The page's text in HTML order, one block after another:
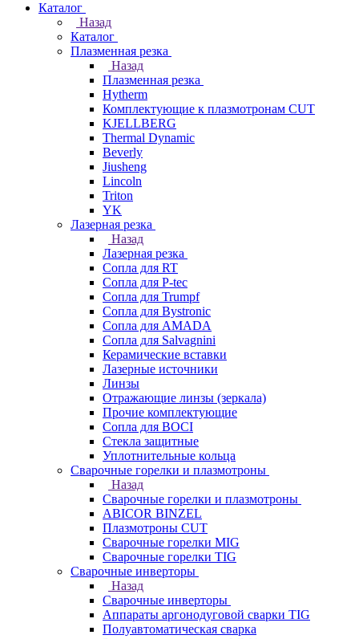
Каталог
Назад
Каталог
Плазменная резка
Назад
Плазменная резка
Hytherm
Комплектующие к плазмотронам CUT
KJELLBERG
Thermal Dynamic
Beverly
Jiusheng
Lincoln
Triton
YK
Лазерная резка
Назад
Лазерная резка
Сопла для RT
Сопла для P-tec
Сопла для Trumpf
Сопла для Bystronic
Сопла для AMADA
Сопла для Salvagnini
Керамические вставки
Лазерные источники
Линзы
Отражающие линзы (зеркала)
Прочие комплектующие
Сопла для BOCI
Стекла защитные
Уплотнительные кольца
Сварочные горелки и плазмотроны
Назад
Сварочные горелки и плазмотроны
ABICOR BINZEL
Плазмотроны CUT
Сварочные горелки MIG
Сварочные горелки TIG
Сварочные инверторы
Назад
Сварочные инверторы
Аппараты аргонодуговой сварки TIG
Полуавтоматическая сварка